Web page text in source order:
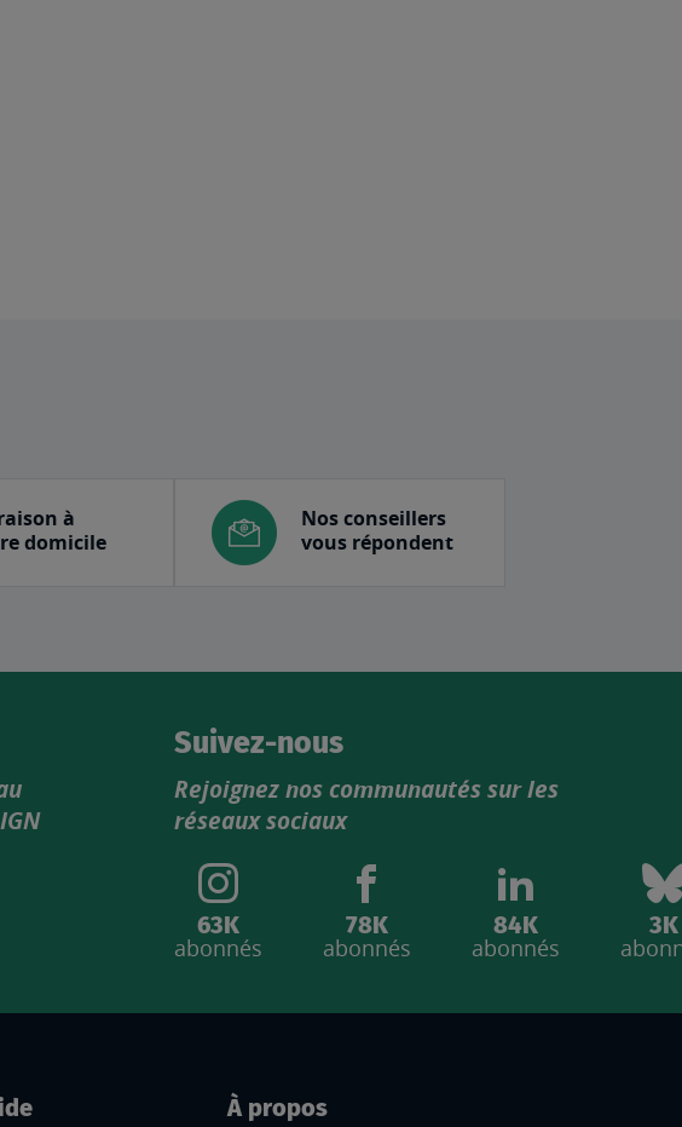
à
domicile
Nos conseillers
vous répondent
Suivez-nous
Rejoignez nos communautés sur les
réseaux sociaux
63K
abonnés
78K
abonnés
84K
abonnés
3K
À propos